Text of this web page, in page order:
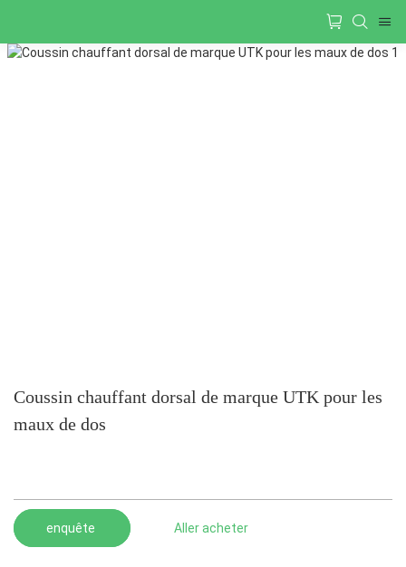
Coussin chauffant dorsal de marque UTK pour les
maux de dos
enquête Aller acheter